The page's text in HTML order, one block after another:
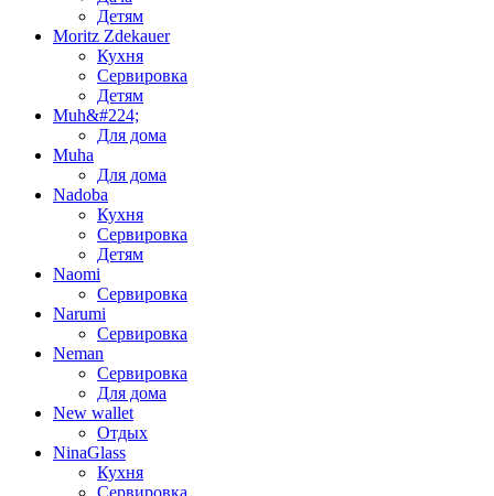
Детям
Moritz Zdekauer
Кухня
Сервировка
Детям
Muh&#224;
Для дома
Muha
Для дома
Nadoba
Кухня
Сервировка
Детям
Naomi
Сервировка
Narumi
Сервировка
Neman
Сервировка
Для дома
New wallet
Отдых
NinaGlass
Кухня